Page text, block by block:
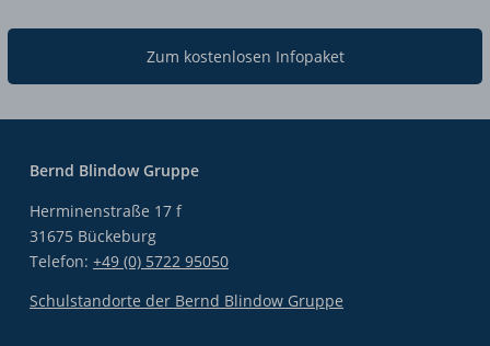
Zum kostenlosen Infopaket
Bernd Blindow Gruppe
Herminenstraße 17 f
31675 Bückeburg
Telefon: +49 (0) 5722 95050
Schulstandorte der Bernd Blindow Gruppe